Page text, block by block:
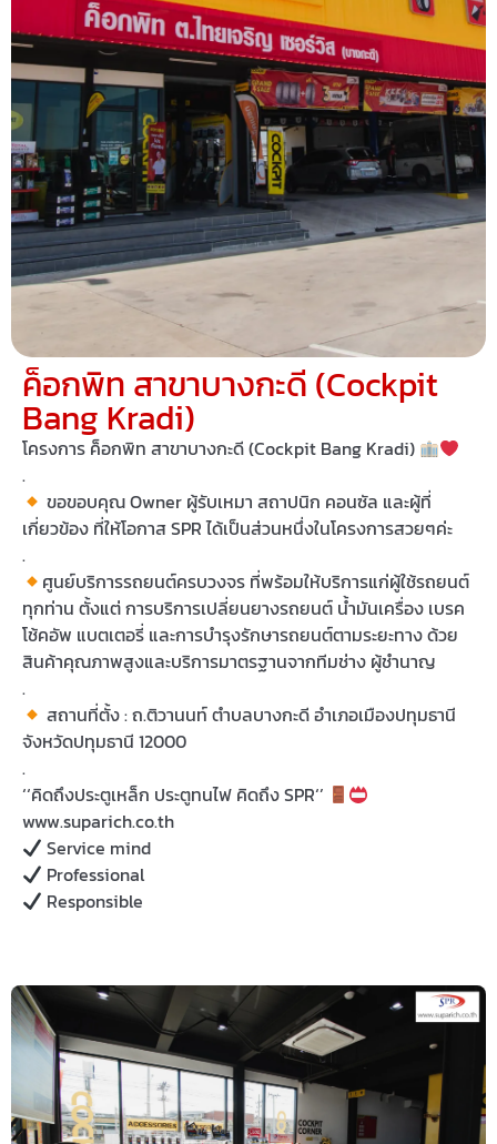
ค็อกพิท สาขาบางกะดี (Cockpit
Bang Kradi)
โครงการ ค็อกพิท สาขาบางกะดี (Cockpit Bang Kradi)
.
ขอขอบคุณ Owner ผู้รับเหมา สถาปนิก คอนซัล และผู้ที่
เกี่ยวข้อง ที่ให้โอกาส SPR ได้เป็นส่วนหนึ่งในโครงการสวยๆค่ะ
.
ศูนย์บริการรถยนต์ครบวงจร ที่พร้อมให้บริการแก่ผู้ใช้รถยนต์
ทุกท่าน ตั้งแต่ การบริการเปลี่ยนยางรถยนต์ น้ำมันเครื่อง เบรค
โช้คอัพ แบตเตอรี่ และการบำรุงรักษารถยนต์ตามระยะทาง ด้วย
สินค้าคุณภาพสูงและบริการมาตรฐานจากทีมช่าง ผู้ชำนาญ
.
สถานที่ตั้ง : ถ.ติวานนท์ ตำบลบางกะดี อำเภอเมืองปทุมธานี
จังหวัดปทุมธานี 12000
.
‘‘คิดถึงประตูเหล็ก ประตูทนไฟ คิดถึง SPR‘’
www.suparich.co.th
Service mind
Professional
Responsible